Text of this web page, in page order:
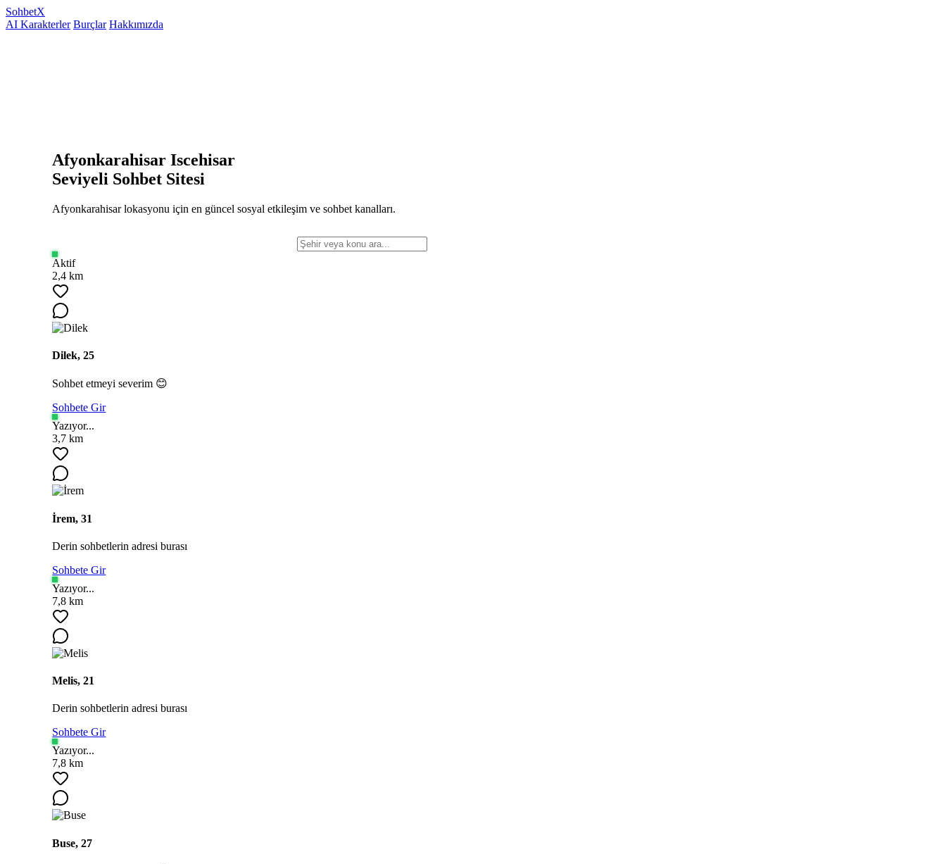
SohbetX
AI Karakterler Burçlar Hakkımızda
Afyonkarahisar Iscehisar
Seviyeli Sohbet Sitesi
Afyonkarahisar lokasyonu için en güncel sosyal etkileşim ve sohbet kanalları.
Aktif
2,4 km
Dilek, 25
Sohbet etmeyi severim 😊
Sohbete Gir
Yazıyor...
3,7 km
İrem, 31
Derin sohbetlerin adresi burası
Sohbete Gir
Yazıyor...
7,8 km
Melis, 21
Derin sohbetlerin adresi burası
Sohbete Gir
Yazıyor...
7,8 km
Buse, 27